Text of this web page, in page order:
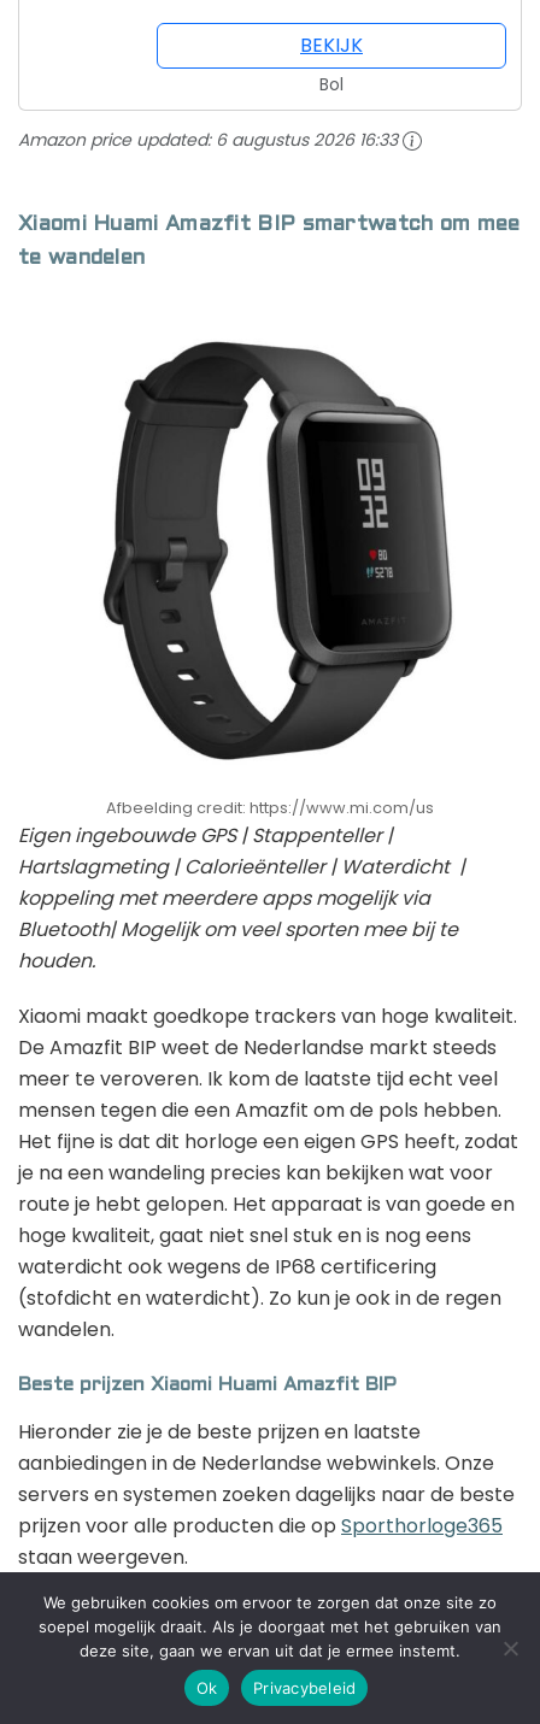
BEKIJK
Bol
Amazon price updated: 6 augustus 2026 16:33
Xiaomi Huami Amazfit BIP smartwatch om mee
te wandelen
Afbeelding credit: https://www.mi.com/us
Eigen ingebouwde GPS | Stappenteller |
Hartslagmeting | Calorieënteller | Waterdicht |
koppeling met meerdere apps mogelijk via
Bluetooth| Mogelijk om veel sporten mee bij te
houden.
Xiaomi maakt goedkope trackers van hoge kwaliteit.
De Amazfit BIP weet de Nederlandse markt steeds
meer te veroveren. Ik kom de laatste tijd echt veel
mensen tegen die een Amazfit om de pols hebben.
Het fijne is dat dit horloge een eigen GPS heeft, zodat
je na een wandeling precies kan bekijken wat voor
route je hebt gelopen. Het apparaat is van goede en
hoge kwaliteit, gaat niet snel stuk en is nog eens
waterdicht ook wegens de IP68 certificering
(stofdicht en waterdicht). Zo kun je ook in de regen
wandelen.
Beste prijzen Xiaomi Huami Amazfit BIP
Hieronder zie je de beste prijzen en laatste
aanbiedingen in de Nederlandse webwinkels. Onze
servers en systemen zoeken dagelijks naar de beste
prijzen voor alle producten die op Sporthorloge365
staan weergeven.
Xiaomi Huami Amazfit BIP -
Smartwatch - Zwart
4.0
We gebruiken cookies om ervoor te zorgen dat onze site zo
soepel mogelijk draait. Als je doorgaat met het gebruiken van
deze site, gaan we ervan uit dat je ermee instemt.
Ok
Privacybeleid